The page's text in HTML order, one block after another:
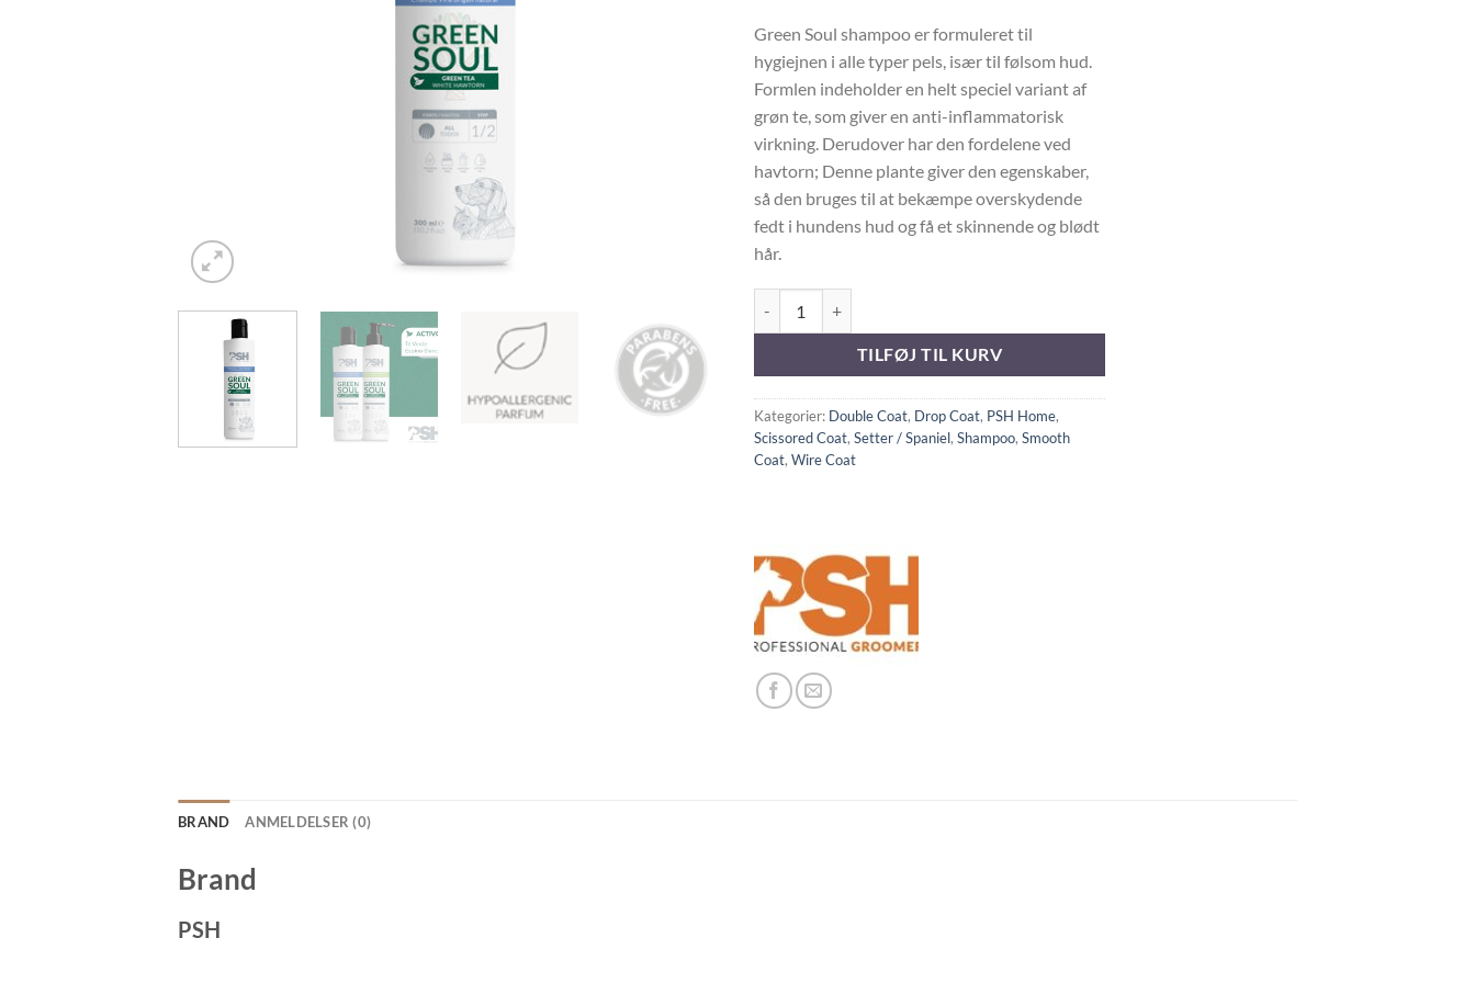
Green Soul shampoo er formuleret til
hygiejnen i alle typer pels, især til følsom hud.
Formlen indeholder en helt speciel variant af
grøn te, som giver en anti-inflammatorisk
virkning. Derudover har den fordelene ved
havtorn; Denne plante giver den egenskaber,
så den bruges til at bekæmpe overskydende
fedt i hundens hud og få et skinnende og blødt
hår.
TILFØJ TIL KURV
Kategorier: Double Coat, Drop Coat, PSH Home,
Scissored Coat, Setter / Spaniel, Shampoo, Smooth
Coat, Wire Coat
BRAND ANMELDELSER (0)
Brand
PSH